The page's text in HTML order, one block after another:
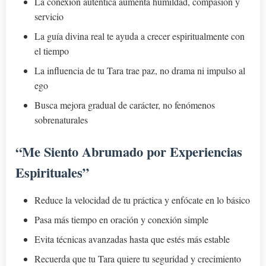
servicio
La guía divina real te ayuda a crecer espiritualmente con
el tiempo
La influencia de tu Tara trae paz, no drama ni impulso al
ego
Busca mejora gradual de carácter, no fenómenos
sobrenaturales
“Me Siento Abrumado por Experiencias
Espirituales”
Reduce la velocidad de tu práctica y enfócate en lo básico
Pasa más tiempo en oración y conexión simple
Evita técnicas avanzadas hasta que estés más estable
Recuerda que tu Tara quiere tu seguridad y crecimiento